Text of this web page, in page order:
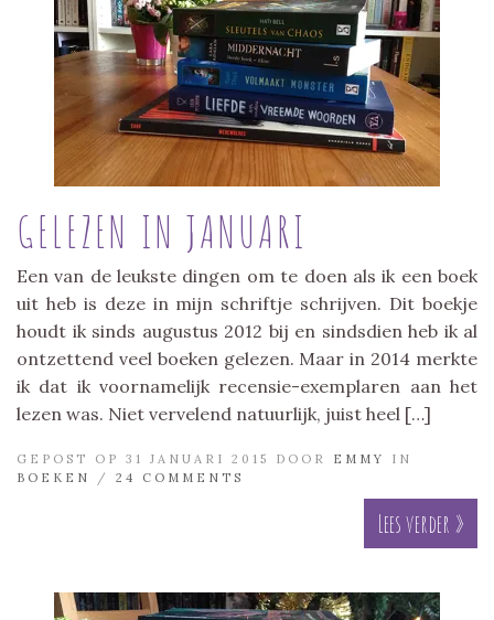
GELEZEN IN JANUARI
Een van de leukste dingen om te doen als ik een boek
uit heb is deze in mijn schriftje schrijven. Dit boekje
houdt ik sinds augustus 2012 bij en sindsdien heb ik al
ontzettend veel boeken gelezen. Maar in 2014 merkte
ik dat ik voornamelijk recensie-exemplaren aan het
lezen was. Niet vervelend natuurlijk, juist heel […]
GEPOST OP 31 JANUARI 2015 DOOR EMMY
IN
BOEKEN
/ 24 COMMENTS
Lees verder »